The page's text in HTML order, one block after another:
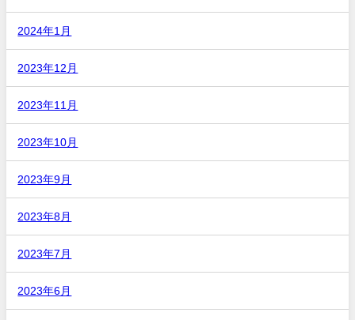
2024年1月
2023年12月
2023年11月
2023年10月
2023年9月
2023年8月
2023年7月
2023年6月